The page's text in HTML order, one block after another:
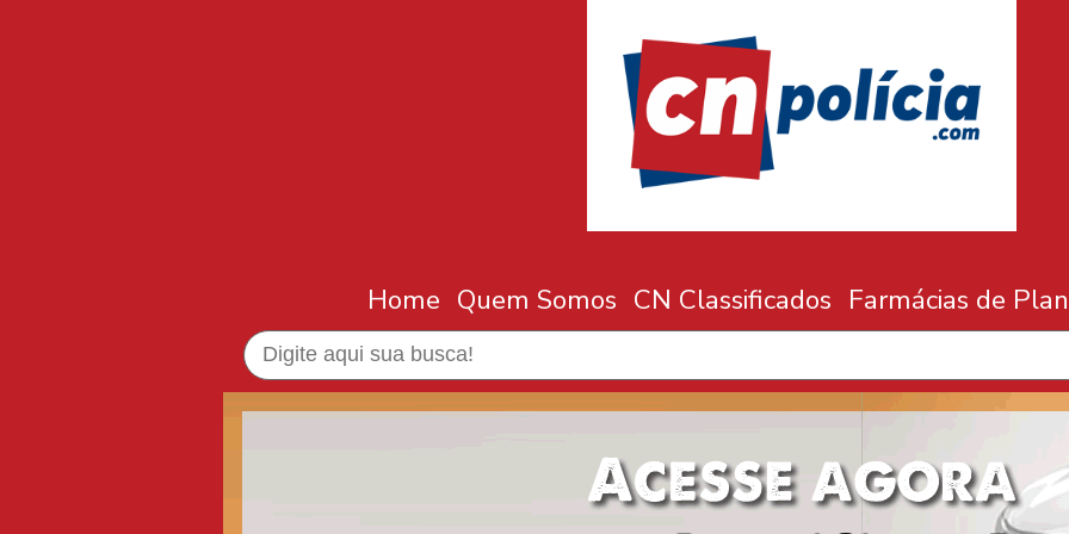
Home Quem Somos CN Classificados Farmácias de